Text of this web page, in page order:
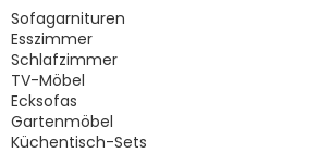
Sofagarnituren
Esszimmer
Schlafzimmer
TV-Möbel
Ecksofas
Gartenmöbel
Küchentisch-Sets